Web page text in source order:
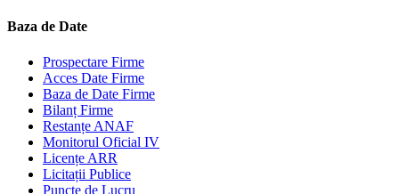
Baza de Date
Prospectare Firme
Acces Date Firme
Baza de Date Firme
Bilanț Firme
Restanțe ANAF
Monitorul Oficial IV
Licențe ARR
Licitații Publice
Puncte de Lucru